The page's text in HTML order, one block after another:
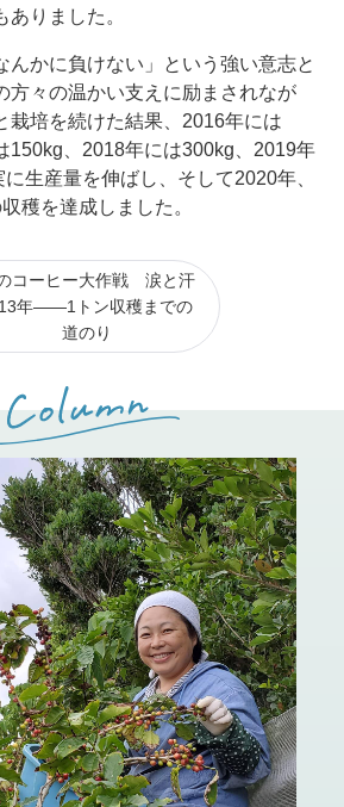
ありました。
んかに負けない」という強い意志と
方々の温かい支えに励まされなが
栽培を続けた結果、2016年には
150kg、2018年には300kg、2019年
生産量を伸ばし、そして2020年、
穫を達成しました。
コーヒー大作戦 涙と汗
年――1トン収穫までの
道のり